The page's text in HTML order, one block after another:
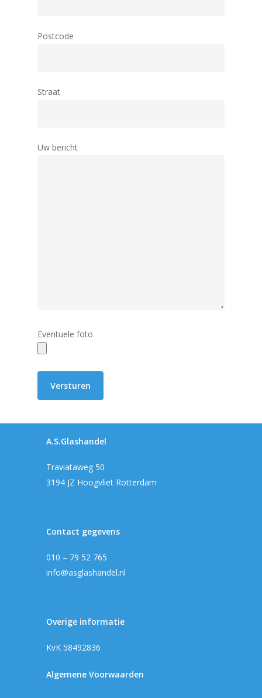
Postcode
Straat
Uw bericht
Eventuele foto
A.S.Glashandel
Traviataweg 50
3194 JZ Hoogvliet Rotterdam
Contact gegevens
010 – 79 52 765
info@asglashandel.nl
Overige informatie
KvK 58492836
Algemene Voorwaarden